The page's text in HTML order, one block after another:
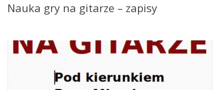
Nauka gry na gitarze – zapisy